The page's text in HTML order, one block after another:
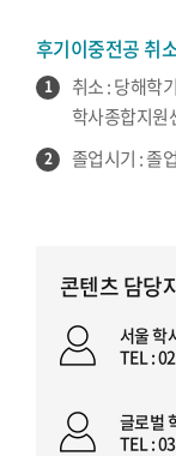
후기이중전공 취
1
취소 : 당해학
학사종합지원
2 졸업시기 : 졸
콘텐츠 담당
서울 학
TEL :
글로벌
TEL :